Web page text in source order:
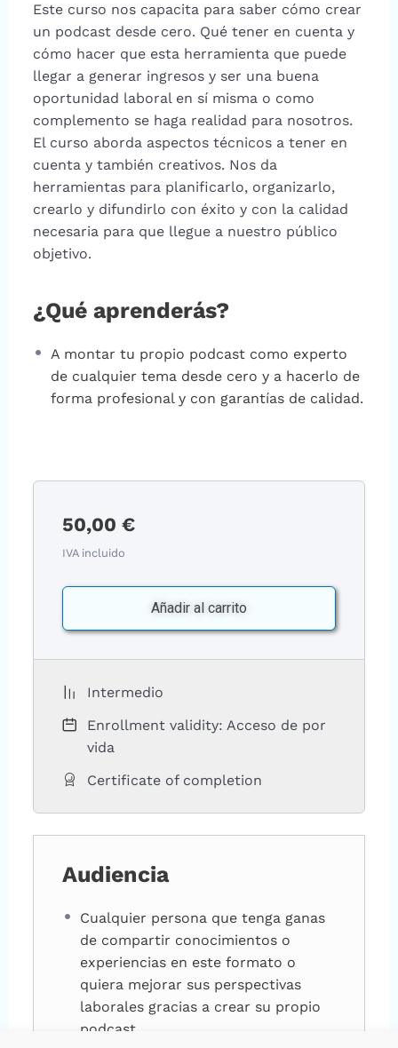
Este curso nos capacita para saber cómo crear
un podcast desde cero. Qué tener en cuenta y
cómo hacer que esta herramienta que puede
llegar a generar ingresos y ser una buena
oportunidad laboral en sí misma o como
complemento se haga realidad para nosotros.
El curso aborda aspectos técnicos a tener en
cuenta y también creativos. Nos da
herramientas para planificarlo, organizarlo,
crearlo y difundirlo con éxito y con la calidad
necesaria para que llegue a nuestro público
objetivo.
¿Qué aprenderás?
A montar tu propio podcast como experto
de cualquier tema desde cero y a hacerlo de
forma profesional y con garantías de calidad.
50,00 €
IVA incluido
Añadir al carrito
Intermedio
Enrollment validity: Acceso de por
vida
Certificate of completion
Audiencia
Cualquier persona que tenga ganas
de compartir conocimientos o
experiencias en este formato o
quiera mejorar sus perspectivas
laborales gracias a crear su propio
podcast.